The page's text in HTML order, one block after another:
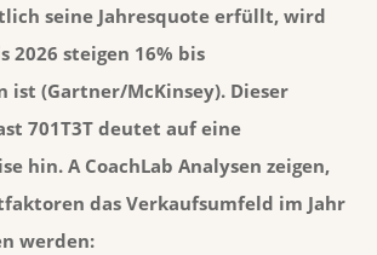
seine Jahresquote erfüllt, wird
2026 steigen 16% bis
ist (Gartner/McKinsey). Dieser
701T3T deutet auf eine
hin. A CoachLab Analysen zeigen,
das Verkaufsumfeld im Jahr
werden: